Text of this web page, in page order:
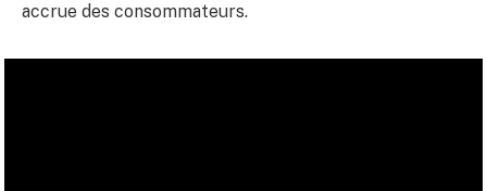
accrue des consommateurs.